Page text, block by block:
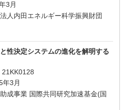
3月
人内田エネルギー科学振興財団
性決定システムの進化を解明する
21KK0128
年3月
成事業 国際共同研究加速基金(国